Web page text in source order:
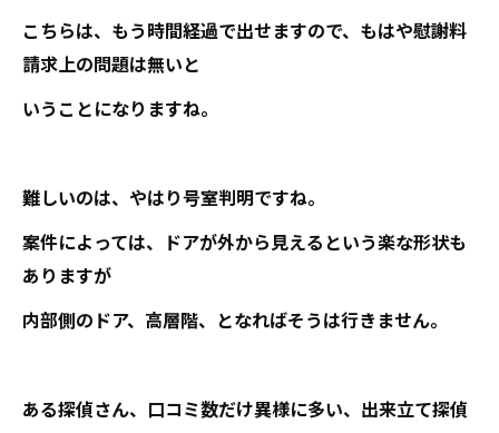
こちらは、もう時間経過で出せますので、もはや慰謝料
請求上の問題は無いと
いうことになりますね。
難しいのは、やはり号室判明ですね。
案件によっては、ドアが外から見えるという楽な形状も
ありますが
内部側のドア、高層階、となればそうは行きません。
ある探偵さん、口コミ数だけ異様に多い、出来立て探偵